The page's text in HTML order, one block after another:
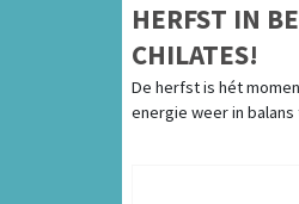
HERFST IN
CHILATES!
De herfst is hét
energie weer in